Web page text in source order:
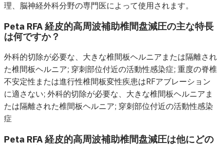
理、脳神経外科分野の専門医によって使用されます。
Peta RFA 経皮的高周波補助椎間盘減圧の主な特長
は何ですか？
外科的切除が必要な、大きな椎間板ヘルニアまたは隔離され
た椎間板ヘルニア; 穿刺部位付近の活動性感染症; 重度の脊椎
不安定性または進行性椎間板変性疾患はRFアブレーション
に適さない; 外科的切除が必要な、大きな椎間板ヘルニアま
たは隔離された椎間板ヘルニア; 穿刺部位付近の活動性感染
症
Peta RFA 経皮的高周波補助椎間盘減圧は他にどの